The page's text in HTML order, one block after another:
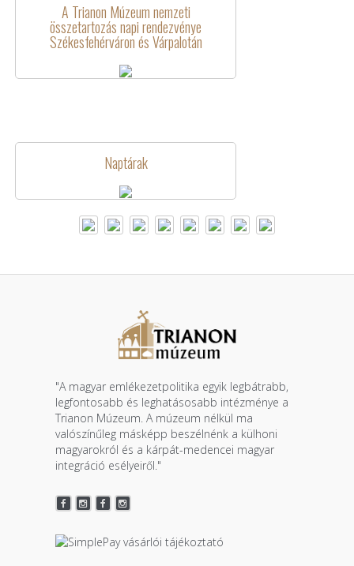
A Trianon Múzeum nemzeti
összetartozás napi rendezvénye
Székesfehérváron és Várpalotán
Naptárak
"A magyar emlékezetpolitika egyik legbátrabb,
legfontosabb és leghatásosabb intézménye a
Trianon Múzeum. A múzeum nélkül ma
valószínűleg másképp beszélnénk a külhoni
magyarokról és a kárpát-medencei magyar
integráció esélyeiről."